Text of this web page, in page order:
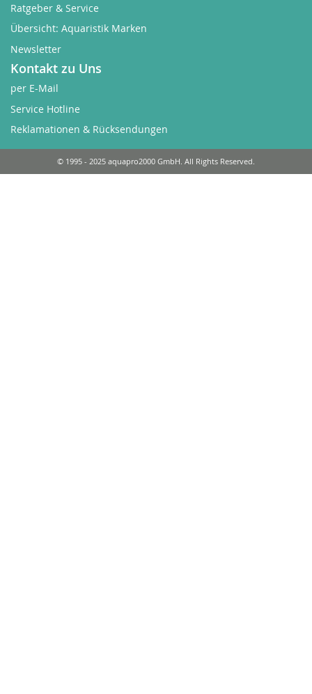
Ratgeber & Service
Übersicht: Aquaristik Marken
Newsletter
Kontakt zu Uns
per E-Mail
Service Hotline
Reklamationen & Rücksendungen
© 1995 - 2025 aquapro2000 GmbH. All Rights Reserved.